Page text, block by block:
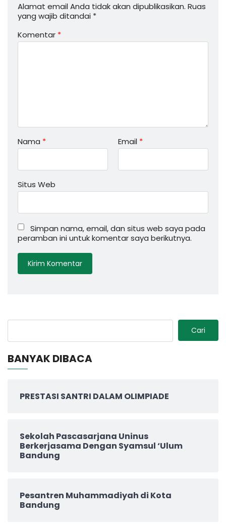
Alamat email Anda tidak akan dipublikasikan. Ruas
yang wajib ditandai *
Komentar *
Nama * Email *
Situs Web
Simpan nama, email, dan situs web saya pada
peramban ini untuk komentar saya berikutnya.
Cari
BANYAK DIBACA
PRESTASI SANTRI DALAM OLIMPIADE
Sekolah Pascasarjana Uninus
Berkerjasama Dengan Syamsul ‘Ulum
Bandung
Pesantren Muhammadiyah di Kota
Bandung